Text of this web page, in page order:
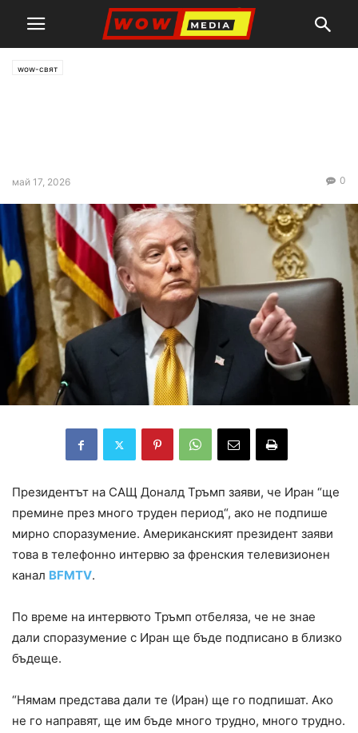
wow-свят
май 17, 2026 0
Президентът на САЩ Доналд Тръмп заяви, че Иран “ще
премине през много труден период“, ако не подпише
мирно споразумение. Американският президент заяви
това в телефонно интервю за френския телевизионен
канал BFMTV.
По време на интервюто Тръмп отбеляза, че не знае
дали споразумение с Иран ще бъде подписано в близко
бъдеще.
“Нямам представа дали те (Иран) ще го подпишат. Ако
не го направят, ще им бъде много трудно, много трудно.